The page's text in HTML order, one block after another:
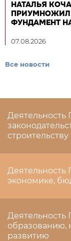
НАТАЛЬЯ
ФУНДАМЕНТ
07.08.2026
Все новости
Деятельность
строительству
Деятельность
экономике,
Деятельность
образованию,
развитию